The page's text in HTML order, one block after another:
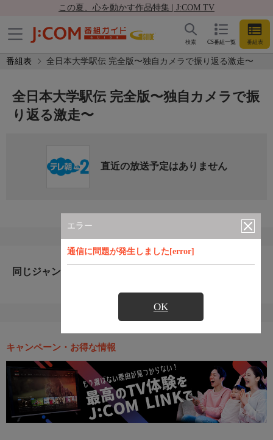
この夏、心を動かす作品特集 | J:COM TV
CS番組一覧 番組表
検索
番組表 全日本大学駅伝 完全版〜独自カメラで振り返る激走〜
エラー
通信に問題が発生しました[error]
OK
全日本大学駅伝 完全版〜独自カメラで振
り返る激走〜
直近の放送予定はありません
同じジャンルのおすすめ番組
キャンペーン・お得な情報